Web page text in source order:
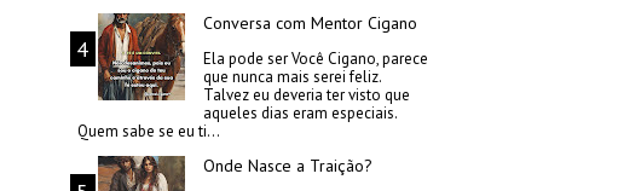
Conversa com Mentor Cigano
Ela pode ser Você Cigano, parece
que nunca mais serei feliz.
Talvez eu deveria ter visto que
aqueles dias eram especiais.
Quem sabe se eu ti...
Onde Nasce a Traição?